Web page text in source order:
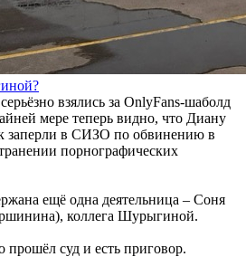
взялись за OnlyFans-шаболд
мере теперь видно, что Диану
заперли в СИЗО по обвинению в
порнографических
ещё одна деятельница – Соня
коллега Шурыгиной.
прошёл суд и есть приговор.